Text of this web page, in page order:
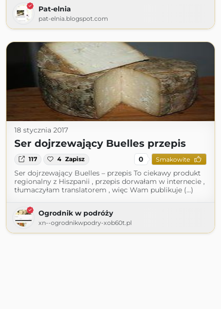
Pat-elnia
pat-elnia.blogspot.com
18 stycznia 2017
Ser dojrzewający Buelles przepis
117 4 Zapisz 0 Smakowite
Ser dojrzewający Buelles – przepis To ciekawy produkt
regionalny z Hiszpanii , przepis dorwałam w internecie ,
tłumaczyłam translatorem , więc Wam publikuje (...)
Ogrodnik w podróży
xn--ogrodnikwpodry-xob60t.pl